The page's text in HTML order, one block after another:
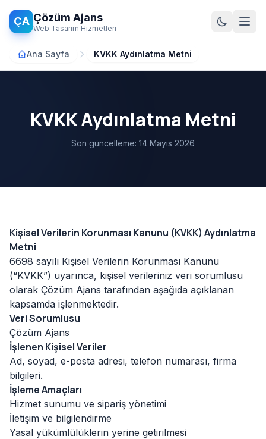
Ana içeriğe atla
ÇA Çözüm Ajans
Web Tasarım Hizmetleri
Ana Sayfa KVKK Aydınlatma Metni
KVKK Aydınlatma Metni
Son güncelleme: 14 Mayıs 2026
Kişisel Verilerin Korunması Kanunu (KVKK) Aydınlatma
Metni
6698 sayılı Kişisel Verilerin Korunması Kanunu
(“KVKK”) uyarınca, kişisel verileriniz veri sorumlusu
olarak Çözüm Ajans tarafından aşağıda açıklanan
kapsamda işlenmektedir.
Veri Sorumlusu
Çözüm Ajans
İşlenen Kişisel Veriler
Ad, soyad, e-posta adresi, telefon numarası, firma
bilgileri.
İşleme Amaçları
Hizmet sunumu ve sipariş yönetimi
İletişim ve bilgilendirme
Yasal yükümlülüklerin yerine getirilmesi